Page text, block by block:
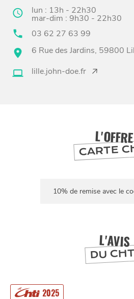
L'AVIS
DU
2025
lun : 13h - 22h30
mar-dim : 9h30 - 22h30
03 62 27 63 99
6 Rue des Jardins, 59800
lille.john-doe.fr
L'OFFRE
CARTE
10% de remise avec le
BONS PLANS ET